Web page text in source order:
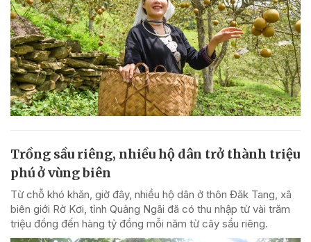
Trồng sầu riêng, nhiều hộ dân trở thành triệu
phú ở vùng biên
Từ chỗ khó khăn, giờ đây, nhiều hộ dân ở thôn Đăk Tang, xã
biên giới Rờ Kơi, tỉnh Quảng Ngãi đã có thu nhập từ vài trăm
triệu đồng đến hàng tỷ đồng mỗi năm từ cây sầu riêng.